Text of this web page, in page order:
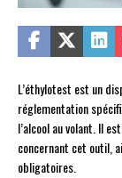
L’éthylotest est un
réglementation
l’alcool au volant. Il
concernant cet outil,
obligatoires.